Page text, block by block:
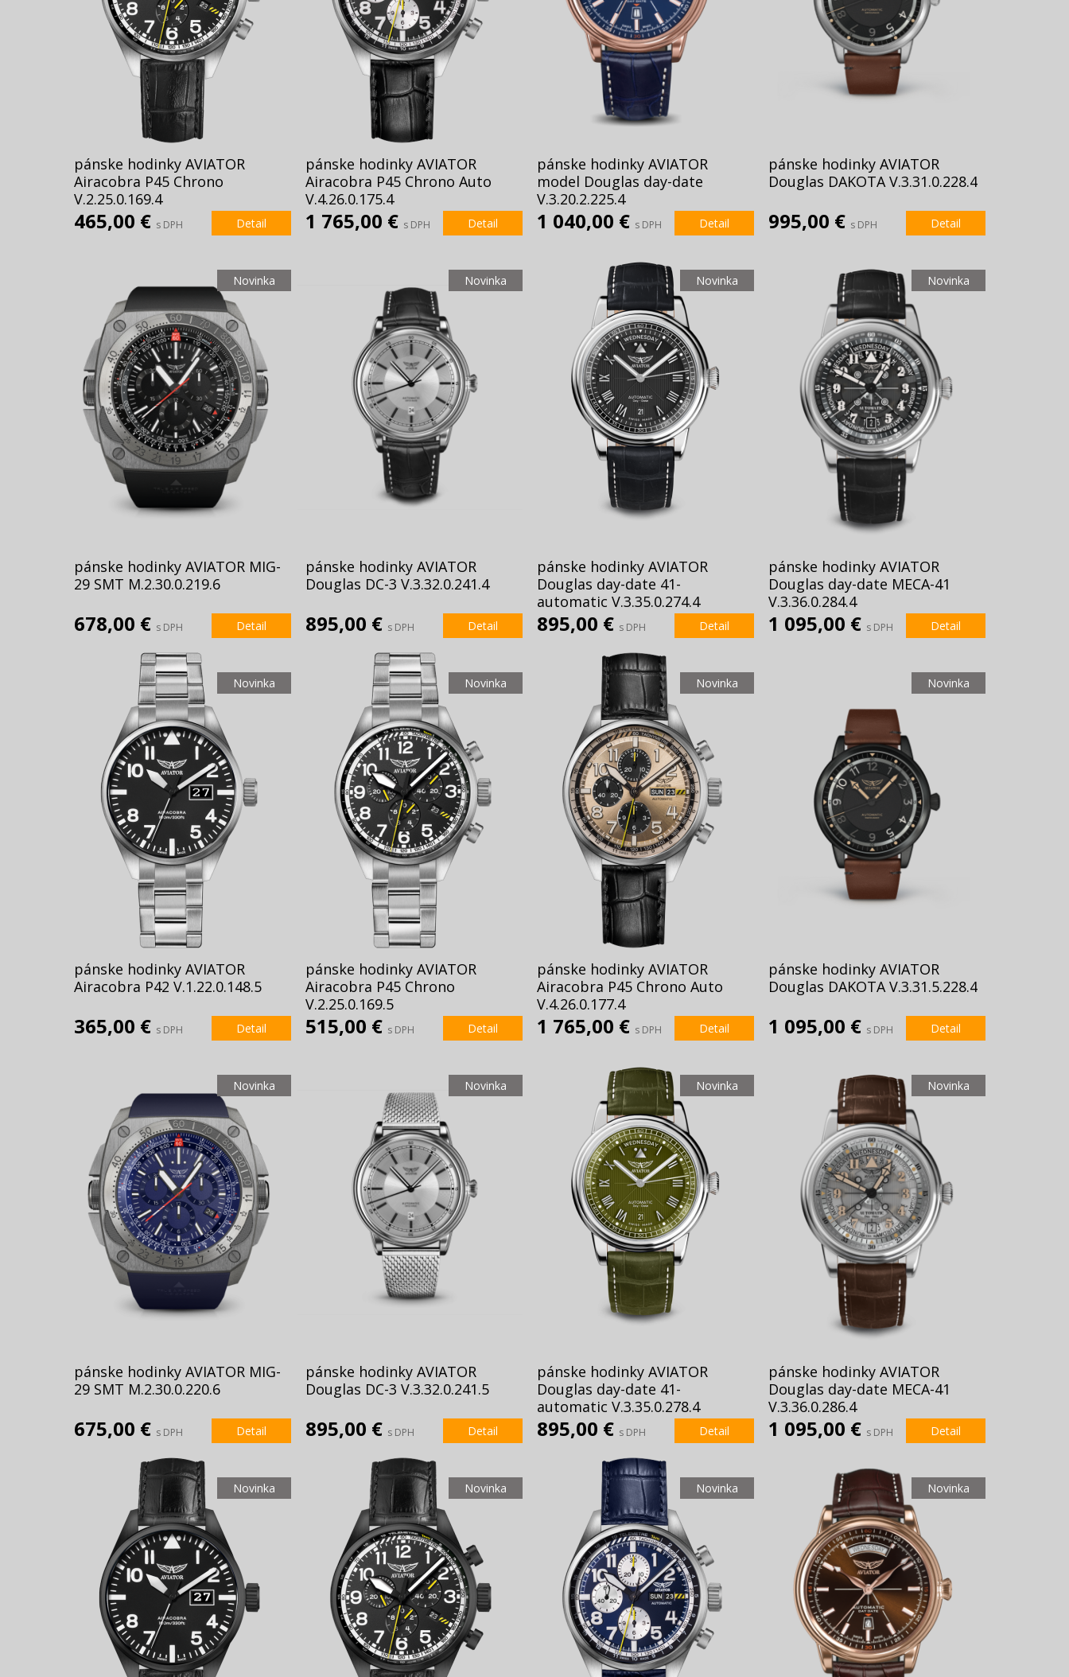
pánske hodinky AVIATOR
Airacobra P45 Chrono
V.2.25.0.169.4
465,00 € s DPH Detail
pánske hodinky AVIATOR
Airacobra P45 Chrono Auto
V.4.26.0.175.4
1 765,00 € s DPH Detail
pánske hodinky AVIATOR
model Douglas day-date
V.3.20.2.225.4
1 040,00 € s DPH Detail
pánske hodinky AVIATOR
Douglas DAKOTA V.3.31.0.228.4
995,00 € s DPH Detail
Novinka
pánske hodinky AVIATOR MIG-
29 SMT M.2.30.0.219.6
678,00 € s DPH Detail
Novinka
pánske hodinky AVIATOR
Douglas DC-3 V.3.32.0.241.4
895,00 € s DPH Detail
Novinka
pánske hodinky AVIATOR
Douglas day-date 41-
automatic V.3.35.0.274.4
895,00 € s DPH Detail
Novinka
pánske hodinky AVIATOR
Douglas day-date MECA-41
V.3.36.0.284.4
1 095,00 € s DPH Detail
Novinka
pánske hodinky AVIATOR
Airacobra P42 V.1.22.0.148.5
365,00 € s DPH Detail
Novinka
pánske hodinky AVIATOR
Airacobra P45 Chrono
V.2.25.0.169.5
515,00 € s DPH Detail
Novinka
pánske hodinky AVIATOR
Airacobra P45 Chrono Auto
V.4.26.0.177.4
1 765,00 € s DPH Detail
Novinka
pánske hodinky AVIATOR
Douglas DAKOTA V.3.31.5.228.4
1 095,00 € s DPH Detail
Novinka
pánske hodinky AVIATOR MIG-
29 SMT M.2.30.0.220.6
675,00 € s DPH Detail
Novinka
pánske hodinky AVIATOR
Douglas DC-3 V.3.32.0.241.5
895,00 € s DPH Detail
Novinka
pánske hodinky AVIATOR
Douglas day-date 41-
automatic V.3.35.0.278.4
895,00 € s DPH Detail
Novinka
pánske hodinky AVIATOR
Douglas day-date MECA-41
V.3.36.0.286.4
1 095,00 € s DPH Detail
Novinka Novinka Novinka Novinka